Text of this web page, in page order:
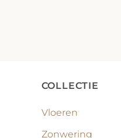
COLLECTIE
Vloeren
Zonwering